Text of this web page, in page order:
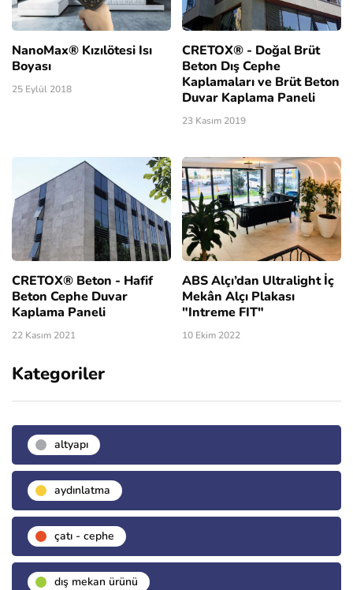
NanoMax® Kızılötesi Isı
Boyası
25 Eylül 2018
CRETOX® - Doğal Brüt
Beton Dış Cephe
Kaplamaları ve Brüt Beton
Duvar Kaplama Paneli
23 Kasım 2019
CRETOX® Beton - Hafif
Beton Cephe Duvar
Kaplama Paneli
22 Kasım 2021
ABS Alçı’dan Ultralight İç
Mekân Alçı Plakası
"Intreme FIT"
10 Ekim 2022
Kategoriler
altyapı
aydınlatma
çatı - cephe
dış mekan ürünü